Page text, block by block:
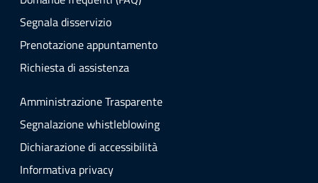
Segnala disservizio
Prenotazione appuntamento
Richiesta di assistenza
Amministrazione Trasparente
Segnalazione whistleblowing
Dichiarazione di accessibilità
Informativa privacy